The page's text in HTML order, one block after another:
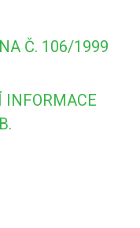
Č. 106/1999
INFORMACE